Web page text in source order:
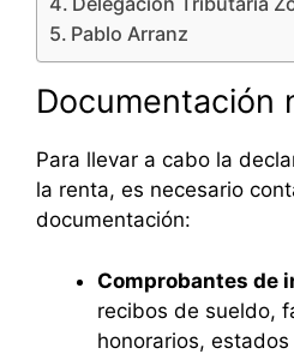
Pablo Arranz
Documentación
Para llevar a cabo la
la renta, es necesario
documentación:
Comprobantes de
recibos de sueldo,
honorarios,